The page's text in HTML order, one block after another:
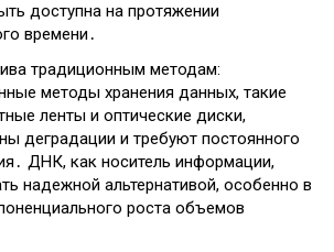
доступна на протяжении
времени․
традиционным методам:
методы хранения данных, такие
ленты и оптические диски,
деградации и требуют постоянного
ДНК, как носитель информации,
надежной альтернативой, особенно в
роста объемов